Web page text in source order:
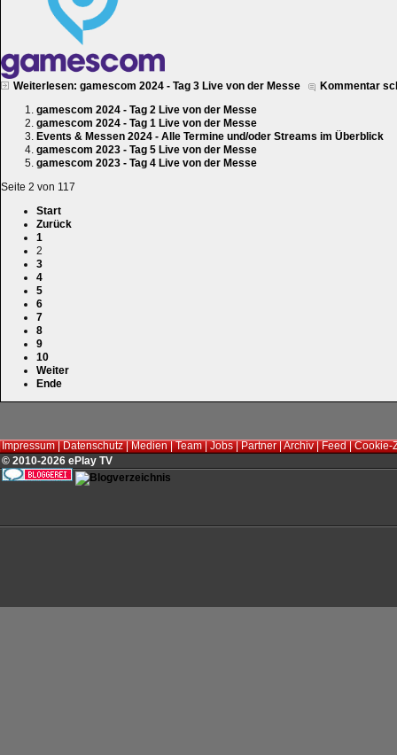
Weiterlesen: gamescom 2024 - Tag 3 Live von der Messe
Kommentar
gamescom 2024 - Tag 2 Live von der Messe
gamescom 2024 - Tag 1 Live von der Messe
Events & Messen 2024 - Alle Termine und/oder Streams im Überblick
gamescom 2023 - Tag 5 Live von der Messe
gamescom 2023 - Tag 4 Live von der Messe
Seite 2 von 117
Start
Zurück
1
2
3
4
5
6
7
8
9
10
Weiter
Ende
Impressum|Datenschutz|Medien|Team|Jobs|Partner|Archiv|Feed|Cookie-
© 2010-2026 ePlay TV